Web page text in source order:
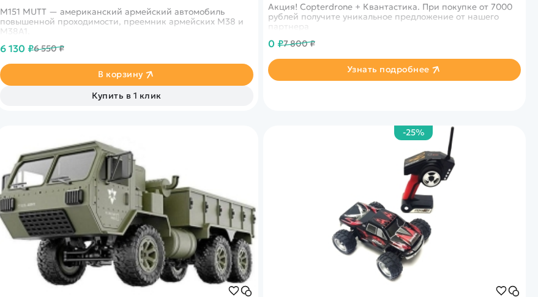
Акция! Copterdrone + Квантастика. При покупке от 7000
рублей получите уникальное предложение от нашего
партнера
0 ₽7 800 ₽
Узнать подробнее
M151 MUTT — американский армейский автомобиль
повышенной проходимости, преемник армейских M38 и
M38A1.
6 130 ₽6 550 ₽
В корзину
Купить в 1 клик
-25%